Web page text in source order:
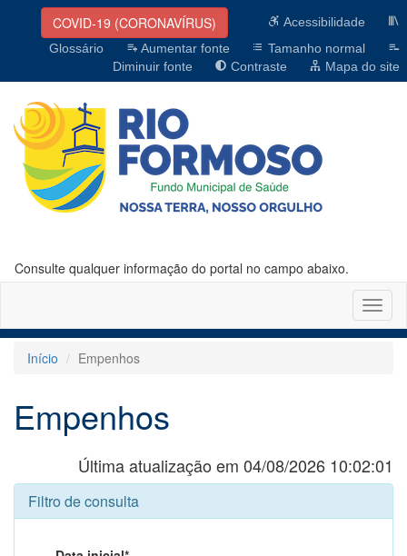
COVID-19 (CORONAVÍRUS)
Acessibilidade
Glossário
Aumentar fonte
Tamanho normal
Diminuir fonte
Contraste Mapa do site
Consulte qualquer informação do portal no campo abaixo.
Início
Empenhos
Empenhos
Última atualização em 04/08/2026 10:02:01
Filtro de consulta